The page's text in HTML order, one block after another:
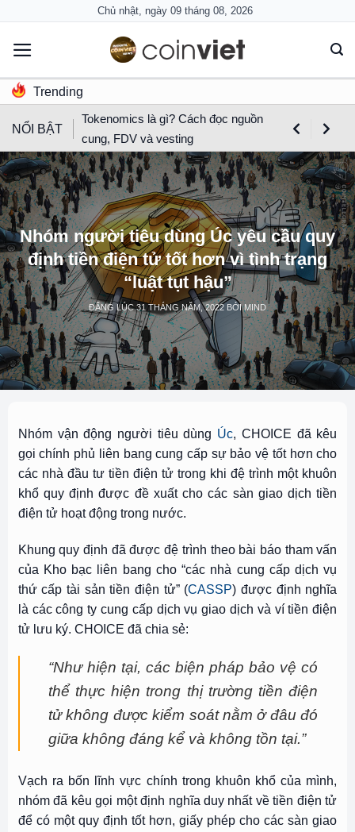
content
Chủ nhật, ngày 09 tháng 08, 2026
Trending
NỔI BẬT
Tokenomics là gì? Cách đọc nguồn
cung, FDV và vesting
Nhóm người tiêu dùng Úc yêu cầu quy
định tiền điện tử tốt hơn vì tình trạng
“luật tụt hậu”
ĐĂNG LÚC31 THÁNG NĂM, 2022 BỞIMIND
Nhóm vận động người tiêu dùng Úc, CHOICE đã kêu
gọi chính phủ liên bang cung cấp sự bảo vệ tốt hơn cho
các nhà đầu tư tiền điện tử trong khi đệ trình một khuôn
khổ quy định được đề xuất cho các sàn giao dịch tiền
điện tử hoạt động trong nước.
Khung quy định đã được đệ trình theo bài báo tham vấn
của Kho bạc liên bang cho “các nhà cung cấp dịch vụ
thứ cấp tài sản tiền điện tử” (CASSP) được định nghĩa
là các công ty cung cấp dịch vụ giao dịch và ví tiền điện
tử lưu ký. CHOICE đã chia sẻ:
“Như hiện tại, các biện pháp bảo vệ có
thể thực hiện trong thị trường tiền điện
tử không được kiểm soát nằm ở đâu đó
giữa không đáng kể và không tồn tại.”
Vạch ra bốn lĩnh vực chính trong khuôn khổ của mình,
nhóm đã kêu gọi một định nghĩa duy nhất về tiền điện tử
để có một quy định tốt hơn, giấy phép cho các sàn giao